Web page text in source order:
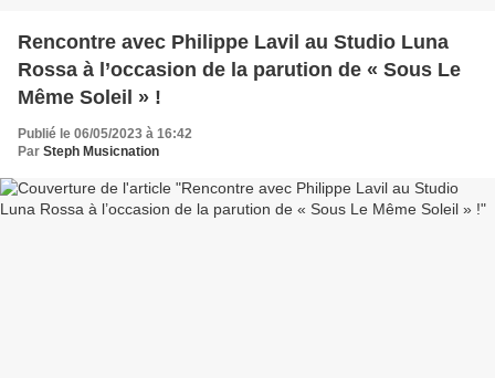
Rencontre avec Philippe Lavil au Studio Luna
Rossa à l’occasion de la parution de « Sous Le
Même Soleil » !
Publié le 06/05/2023 à 16:42
Par Steph Musicnation